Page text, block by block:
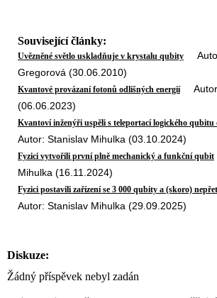
Související články:
Uvězněné světlo uskladňuje v krystalu qubity
Gregorová (30.06.2010)
Kvantové provázaní fotonů odlišných energiíAutor:
(06.06.2023)
Kvantoví inženýři uspěli s teleportací logického
Autor: Stanislav Mihulka (03.10.2024)
Fyzici vytvořili první plně mechanický a funkční qubit
Mihulka (16.11.2024)
Fyzici postavili zařízení se 3 000 qubity a (skoro)
Autor: Stanislav Mihulka (29.09.2025)
Diskuze:
Žádný příspěvek nebyl zadán